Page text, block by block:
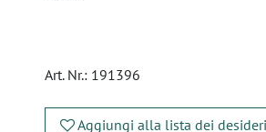
Art. Nr.: 191396
Aggiungi alla lista dei desideri